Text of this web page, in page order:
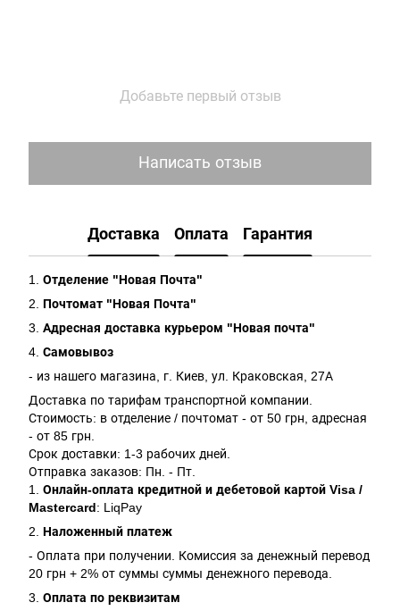
Добавьте первый отзыв
Написать отзыв
Доставка Оплата Гарантия
1. Отделение "Новая Почта"
2. Почтомат "Новая Почта"
3. Адресная доставка курьером "Новая почта"
4. Самовывоз
- из нашего магазина, г. Киев, ул. Краковская, 27А
Доставка по тарифам транспортной компании.
Стоимость: в отделение / почтомат - от 50 грн, адресная
- от 85 грн.
Срок доставки: 1-3 рабочих дней.
Отправка заказов: Пн. - Пт.
1. Онлайн-оплата кредитной и дебетовой картой Visa /
Mastercard: LiqPay
2. Наложенный платеж
- Оплата при получении. Комиссия за денежный перевод
20 грн + 2% от суммы суммы денежного перевода.
3. Оплата по реквизитам